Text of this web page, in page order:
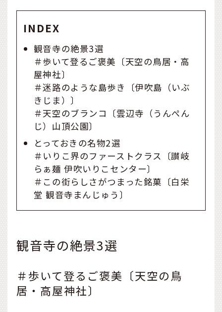
INDEX
観音寺の絶景3選
＃歩いて登るご褒美〔天空の鳥居・高
屋神社〕
＃迷路のような島歩き〔伊吹島（いぶ
きじま）〕
＃天空のブランコ〔雲辺寺（うんぺん
じ）山頂公園〕
とっておきの名物2選
＃いりこ界のファーストクラス〔讃岐
らぁ麺 伊吹いりこセンター〕
＃この街らしさがつまった銘菓〔白栄
堂 観音寺まんじゅう〕
観音寺の絶景3選
＃歩いて登るご褒美〔天空の鳥
居・高屋神社〕